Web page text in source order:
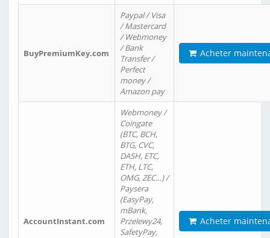
BuyPremiumKey.com
Paypal / Visa
/ Mastercard
/ Webmoney
/ Bank
Transfer /
Perfect
money /
Amazon pay
Acheter
AccountInstant.com
Webmoney /
Coingate
(BTC, BCH,
BTG, CVC,
DASH, ETC,
ETH, LTC,
OMG, ZEC…) /
Paysera
(EasyPay,
mBank,
Przelewy24,
SafetyPay,
Acheter